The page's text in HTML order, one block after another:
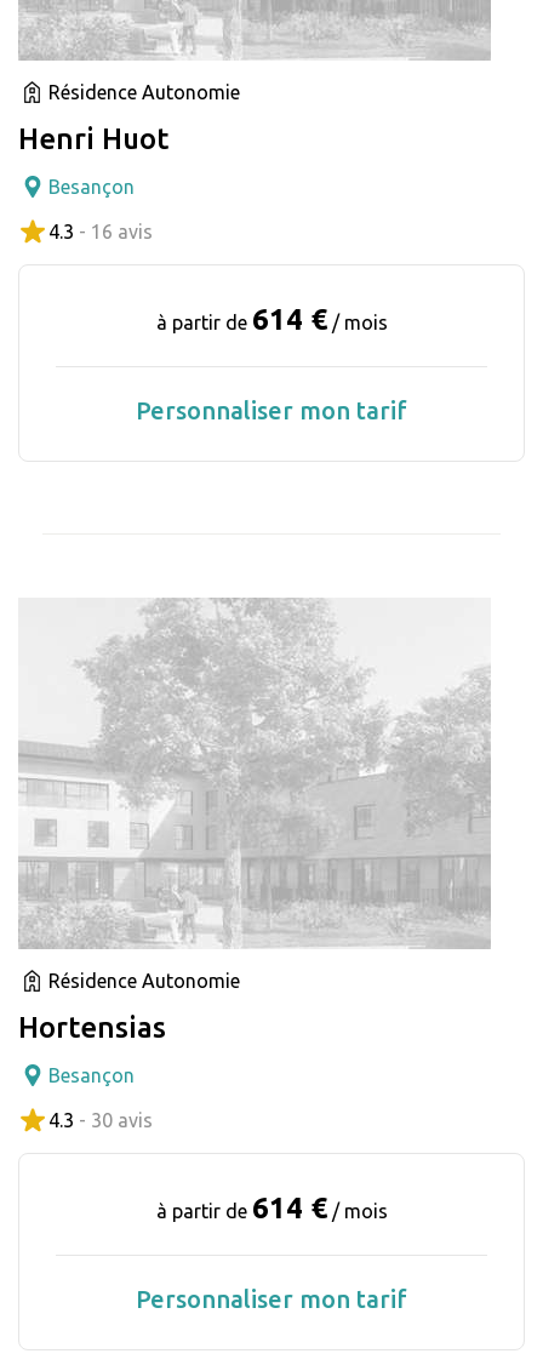
Résidence Autonomie
Henri Huot
Besançon
4.3 - 16 avis
à partir de 614 € / mois
Personnaliser mon tarif
Résidence Autonomie
Hortensias
Besançon
4.3 - 30 avis
à partir de 614 € / mois
Personnaliser mon tarif